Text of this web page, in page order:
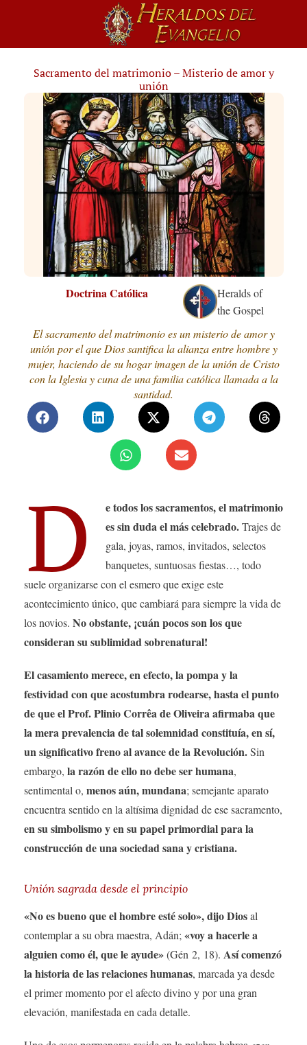
Sacramento del matrimonio – Misterio de amor y
unión
Doctrina Católica
Heralds of
the Gospel
El sacramento del matrimonio es un misterio de amor y
unión por el que Dios santifica la alianza entre hombre y
mujer, haciendo de su hogar imagen de la unión de Cristo
con la Iglesia y cuna de una familia católica llamada a la
santidad.
D
e todos los sacramentos, el matrimonio
es sin duda el más celebrado.Trajes de
gala, joyas, ramos, invitados, selectos
banquetes, suntuosas fiestas…, todo
suele organizarse con el esmero que exige este
acontecimiento único, que cambiará para siempre la vida de
los novios. No obstante, ¡cuán pocos son los que
consideran su sublimidad sobrenatural!
El casamiento merece, en efecto, la pompa y la
festividad con que acostumbra rodearse, hasta el punto
de que el Prof. Plinio Corrêa de Oliveira afirmaba que
la mera prevalencia de tal solemnidad constituía, en sí,
un significativo freno al avance de la Revolución.Sin
embargo, la razón de ello no debe ser humana,
sentimental o, menos aún, mundana; semejante aparato
encuentra sentido en la altísima dignidad de ese sacramento,
en su simbolismo y en su papel primordial para la
construcción de una sociedad sana y cristiana.
Unión sagrada desde el principio
«No es bueno que el hombre esté solo», dijo Diosal
contemplar a su obra maestra, Adán;«voy a hacerle a
alguien como él, que le ayude»(Gén 2, 18). Así comenzó
la historia de las relaciones humanas, marcada ya desde
el primer momento por el afecto divino y por una gran
elevación, manifestada en cada detalle.